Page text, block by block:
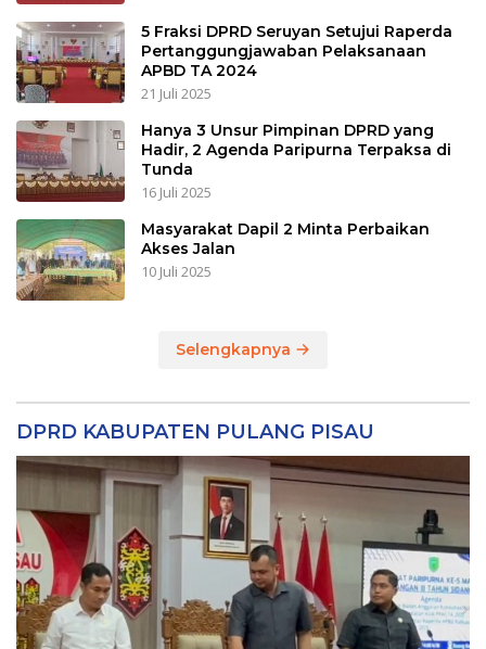
5 Fraksi DPRD Seruyan Setujui Raperda
Pertanggungjawaban Pelaksanaan
APBD TA 2024
21 Juli 2025
Hanya 3 Unsur Pimpinan DPRD yang
Hadir, 2 Agenda Paripurna Terpaksa di
Tunda
16 Juli 2025
Masyarakat Dapil 2 Minta Perbaikan
Akses Jalan
10 Juli 2025
Selengkapnya
DPRD KABUPATEN PULANG PISAU